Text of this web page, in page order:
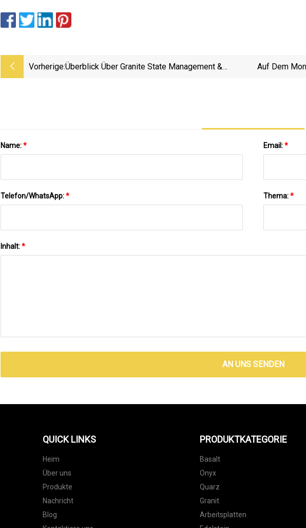
Vorherige:Überblick Über Granite State Management &
Auf Dem Mond Gibt Es
Name:* Email:*
Telefon/WhatsApp:* Thema:*
Inhalt:*
AN UNS SENDEN
QUICK LINKS
Heim
Über uns
Produkte
Nachricht
Blog
PRODUKTKATEGORIE
Basalt
Onyx
Quarz
Granit
Arbeitsplatten